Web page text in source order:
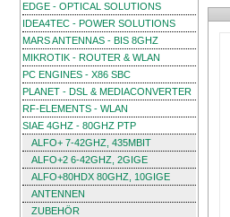
EDGE - OPTICAL SOLUTIONS
IDEA4TEC - POWER SOLUTIONS
MARS ANTENNAS - BIS 8GHZ
MIKROTIK - ROUTER & WLAN
PC ENGINES - X86 SBC
PLANET - DSL & MEDIACONVERTER
RF-ELEMENTS - WLAN
SIAE 4GHZ - 80GHZ PTP
ALFO+ 7-42GHZ, 435MBIT
ALFO+2 6-42GHZ, 2GIGE
ALFO+80HDX 80GHZ, 10GIGE
ANTENNEN
ZUBEHÖR